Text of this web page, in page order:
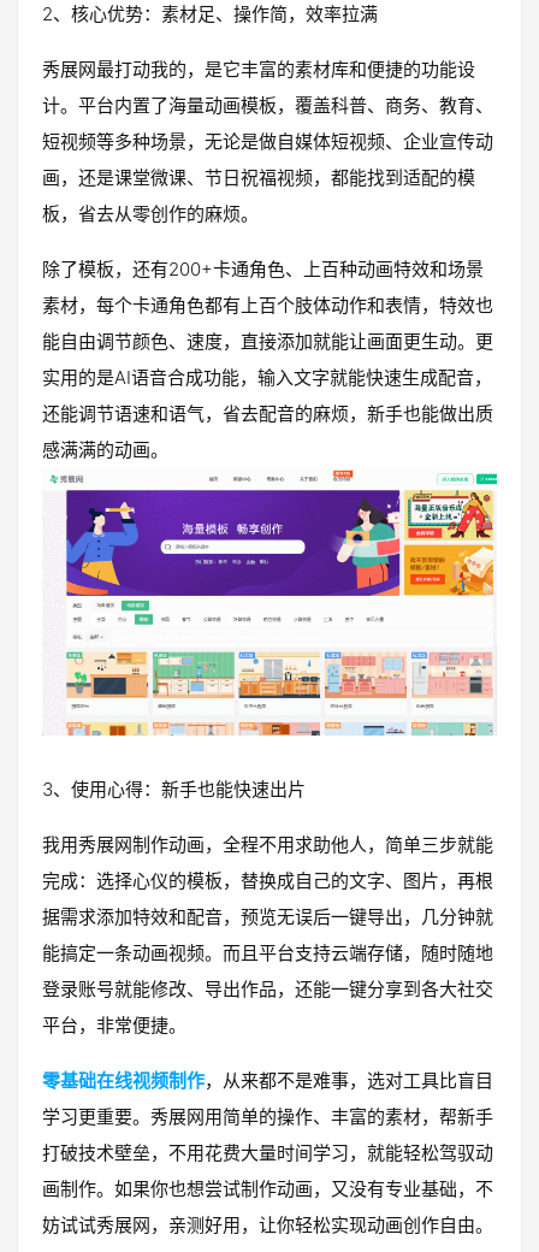
2、核心优势：素材足、操作简，效率拉满
秀展网最打动我的，是它丰富的素材库和便捷的功能设
计。平台内置了海量动画模板，覆盖科普、商务、教育、
短视频等多种场景，无论是做自媒体短视频、企业宣传动
画，还是课堂微课、节日祝福视频，都能找到适配的模
板，省去从零创作的麻烦。
除了模板，还有200+卡通角色、上百种动画特效和场景
素材，每个卡通角色都有上百个肢体动作和表情，特效也
能自由调节颜色、速度，直接添加就能让画面更生动。更
实用的是AI语音合成功能，输入文字就能快速生成配音，
还能调节语速和语气，省去配音的麻烦，新手也能做出质
感满满的动画。
3、使用心得：新手也能快速出片
我用秀展网制作动画，全程不用求助他人，简单三步就能
完成：选择心仪的模板，替换成自己的文字、图片，再根
据需求添加特效和配音，预览无误后一键导出，几分钟就
能搞定一条动画视频。而且平台支持云端存储，随时随地
登录账号就能修改、导出作品，还能一键分享到各大社交
平台，非常便捷。
零基础在线视频制作，从来都不是难事，选对工具比盲目
学习更重要。秀展网用简单的操作、丰富的素材，帮新手
打破技术壁垒，不用花费大量时间学习，就能轻松驾驭动
画制作。如果你也想尝试制作动画，又没有专业基础，不
妨试试秀展网，亲测好用，让你轻松实现动画创作自由。